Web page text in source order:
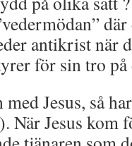
antikrist när
för sin tro på
med Jesus, så
När Jesus kom